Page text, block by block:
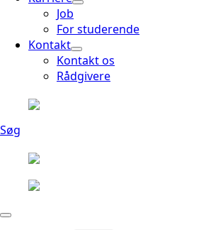
Job
For studerende
Kontakt
Kontakt os
Rådgivere
Søg